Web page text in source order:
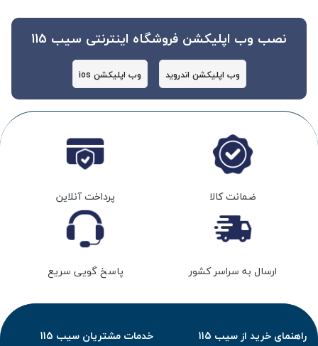
نصب وب اپلیکشن فروشگاه اینترنتی سیب 115
وب اپلیکشن اندروید وب اپلیکشن ios
ضمانت کالا پرداخت آنلاین
ارسال به سراسر کشور پاسخ گویی سریع
راهنمای خرید از سیب 115 خدمات مشتریان سیب 115